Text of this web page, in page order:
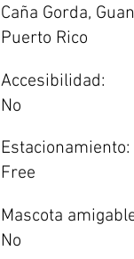
Caña Gorda,
Puerto Rico
Accesibilidad:
No
Estacionamiento:
Free
Mascota
No